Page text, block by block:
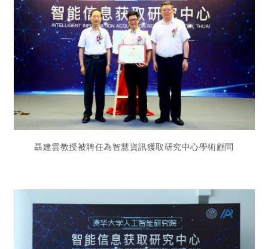
聶建雲教授被聘任為智慧資訊獲取研究中心學術顧問